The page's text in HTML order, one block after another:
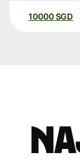
10000 SGD